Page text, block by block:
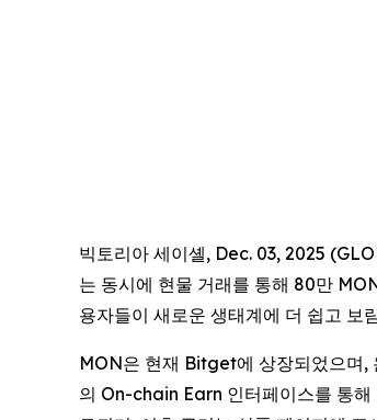
빅토리아 세이셸, Dec. 03, 2025
는 동시에 현물 거래를 통해 80만
용자들이 새로운 생태계에 더 쉽고 보
MON은 현재 Bitget에 상장되었으며,
의 On-chain Earn 인터페이스를 통해